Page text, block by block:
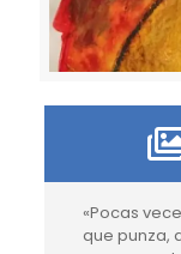
«Pocas
que punza,